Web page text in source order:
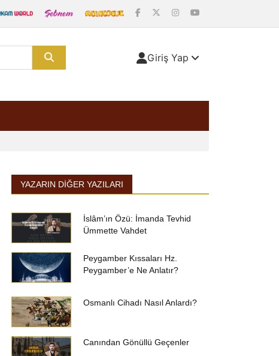
Giriş Yap
YAZARIN DIĞER YAZILARI
İslâm’ın Özü: İmanda Tevhid
Ümmette Vahdet
Peygamber Kıssaları Hz.
Peygamber’e Ne Anlatır?
Osmanlı Cihadı Nasıl Anlardı?
Canından Gönüllü Geçenler